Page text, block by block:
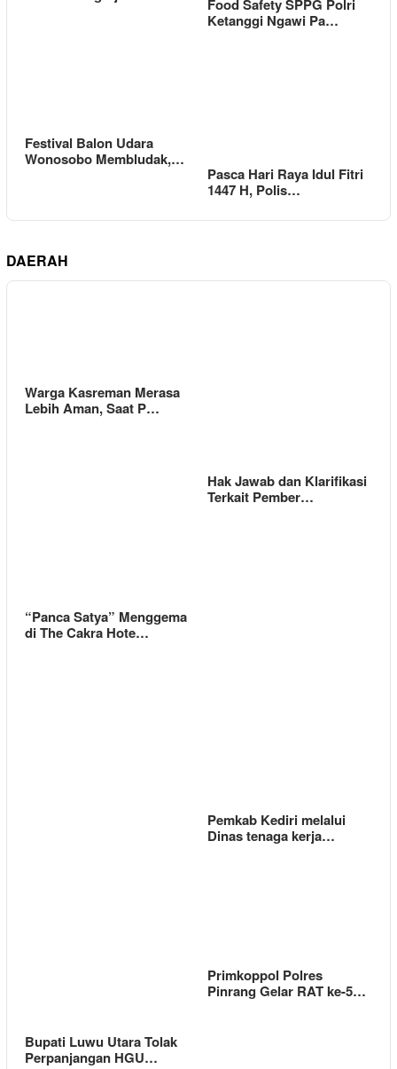
Food Safety SPPG Polri
Ketanggi Ngawi Pa…
Festival Balon Udara
Wonosobo Membludak,…
Pasca Hari Raya Idul Fitri
1447 H, Polis…
DAERAH
Warga Kasreman Merasa
Lebih Aman, Saat P…
Hak Jawab dan Klarifikasi
Terkait Pember…
“Panca Satya” Menggema
di The Cakra Hote…
Pemkab Kediri melalui
Dinas tenaga kerja…
Bupati Luwu Utara Tolak
Perpanjangan HGU…
Primkoppol Polres
Pinrang Gelar RAT ke-5…